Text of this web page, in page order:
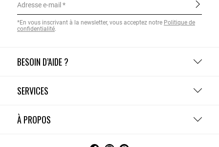
BESOIN D’AIDE ?
SERVICES
À PROPOS
Adresse e-mail
*En vous inscrivant à la newsletter, vous acceptez notre Politique de
confidentialité.